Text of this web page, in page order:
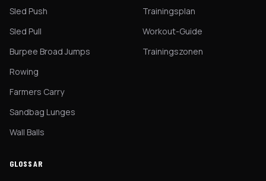
Sled Push
Sled Pull
Burpee Broad Jumps
Rowing
Farmers Carry
Sandbag Lunges
Wall Balls
Trainingsplan
Workout-Guide
Trainingszonen
GLOSSAR